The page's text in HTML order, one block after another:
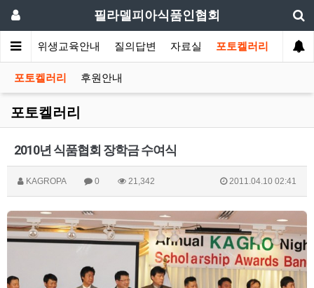
필라델피아식품인협회
식 위생교육안내 질의답변 자료실 포토켈러리
포토켈러리 후원안내
포토켈러리
2010년 식품협회 장학금 수여식
KAGROPA 0 21,342 2011.04.10 02:41